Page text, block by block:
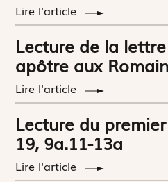
Lire l'article
Lecture de la
apôtre aux
Lire l'article
Lecture du
19, 9a.11-13a
Lire l'article